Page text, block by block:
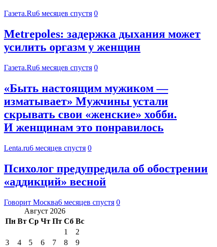
Газета.Ru6 месяцев спустя 0
Metrеpoles: задержка дыхания может
усилить оргазм у женщин
Газета.Ru6 месяцев спустя 0
«Быть настоящим мужиком —
изматывает» Мужчины устали
скрывать свои «женские» хобби.
И женщинам это понравилось
Lenta.ru6 месяцев спустя 0
Психолог предупредила об обострении
«аддикций» весной
Говорит Москва6 месяцев спустя 0
Август 2026
Пн Вт Ср Чт Пт Сб Вс
1
2
3
4 5 6 7 8
9